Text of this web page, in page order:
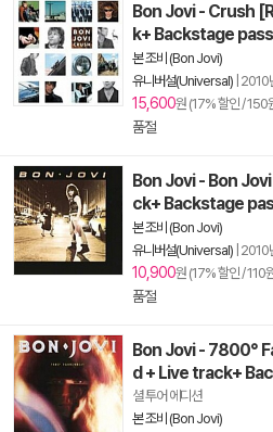
Bon Jovi - Crush
k+ Backstage
본 조비 (Bon Jovi)
유니버설(Universal) 2010
15,600원 (17% 할인 / 150
품절
Bon Jovi - Bon
ck+ Backstage
본 조비 (Bon Jovi)
유니버설(Universal) 2010
10,900원 (17% 할인 / 110
품절
Bon Jovi - 7800°
d + Live track+
셜 투어 에디션
본 조비 (Bon Jovi)